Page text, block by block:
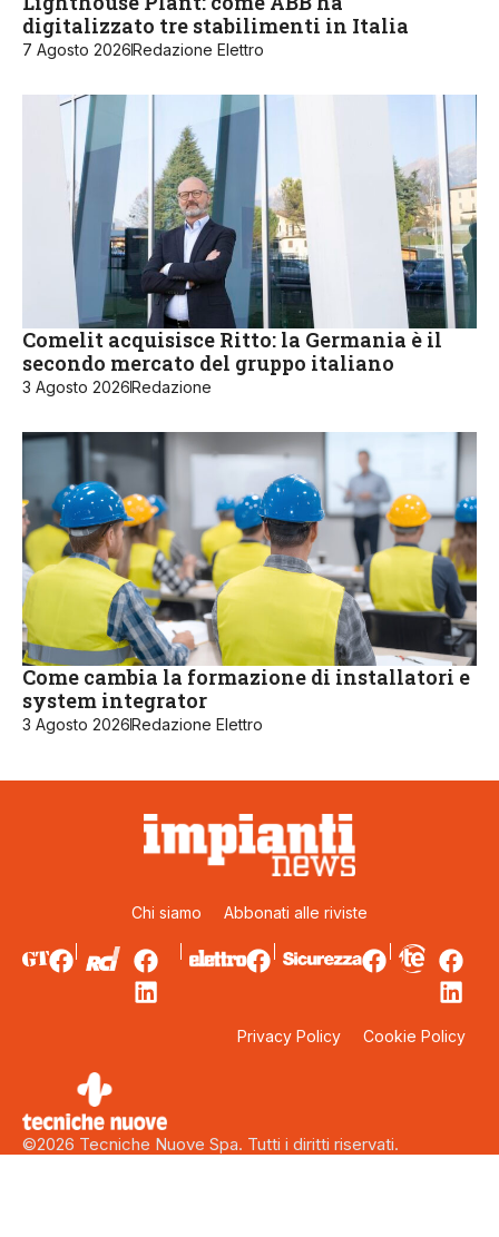
digitalizzato tre stabilimenti in Italia
7 Agosto 2026Redazione Elettro
Comelit acquisisce Ritto: la Germania è il
secondo mercato del gruppo italiano
3 Agosto 2026Redazione
Come cambia la formazione di installatori e
system integrator
3 Agosto 2026Redazione Elettro
Chi siamo Abbonati alle riviste
Privacy Policy Cookie Policy
©2026 Tecniche Nuove Spa. Tutti i diritti riservati.